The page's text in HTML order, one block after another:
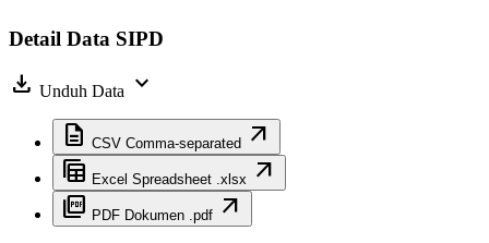
Detail Data SIPD
download Unduh Data
expand_more
description CSV Comma-separated
arrow_outward
table_view Excel Spreadsheet .xlsx
arrow_outward
picture_as_pdf PDF Dokumen .pdf arrow_outward